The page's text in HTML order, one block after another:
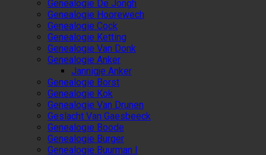
Genealogie De Jongh
Genealogie Hoorewech
Genealogie Cock
Genealogie Ketting
Genealogie Van Donk
Genealogie Anker
Jannigje Anker
Genealogie Borst
Genealogie Kok
Genealogie Van Drunen
Geslacht Van Gaesbeeck
Genealogie Boode
Genealogie Burger
Genealogie Buurman I